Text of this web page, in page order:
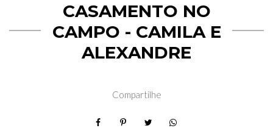
CASAMENTO NO
CAMPO - CAMILA E
ALEXANDRE
Compartilhe